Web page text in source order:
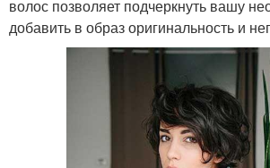
волос позволяет подчеркнуть вашу
добавить в образ оригинальность и